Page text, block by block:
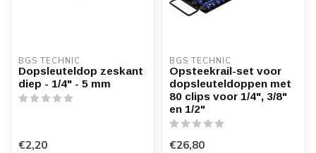
BGS TECHNIC
Dopsleuteldop zeskant
diep - 1/4" - 5 mm
€2,20
BGS TECHNIC
Opsteekrail-set voor
dopsleuteldoppen met
80 clips voor 1/4", 3/8"
en 1/2"
€26,80